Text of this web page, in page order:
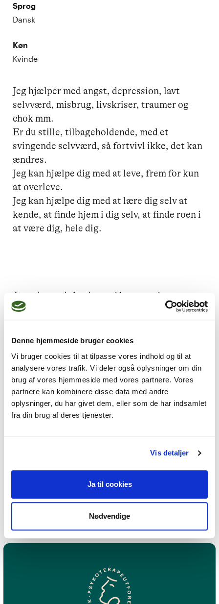
Denne hjemmeside bruger cookies
Vi bruger cookies til at tilpasse vores indhold og til at
analysere vores trafik. Vi deler også oplysninger om din
brug af vores hjemmeside med vores partnere. Vores
partnere kan kombinere disse data med andre
oplysninger, du har givet dem, eller som de har indsamlet
fra din brug af deres tjenester.
Vis detaljer
Ja til cookies
Nødvendige
Sprog
Dansk
Køn
Kvinde
Jeg hjælper med angst, depression, lavt
selvværd, misbrug, livskriser, traumer og
chok mm.
Er du stille, tilbageholdende, med et
svingende selvværd, så fortvivl ikke, det kan
ændres.
Jeg kan hjælpe dig med at leve, frem for kun
at overleve.
Jeg kan hjælpe dig med at lære dig selv at
kende, at finde hjem i dig selv, at finde roen i
at være dig, hele dig.
Jeg kan hjælpe dig med
Angst,
Livskriser
Jeg praktiserer følgende
terapiformer
Integral terapi,Kropsterapi,
Eksistentiel terapi,
Narrativ terapi